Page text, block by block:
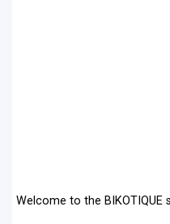
Welcome to the BIKOTIQUE